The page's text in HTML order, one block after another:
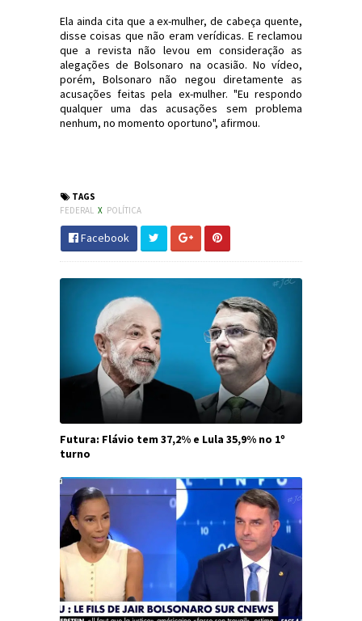
Ela ainda cita que a ex-mulher, de cabeça quente,
disse coisas que não eram verídicas. E reclamou
que a revista não levou em consideração as
alegações de Bolsonaro na ocasião. No vídeo,
porém, Bolsonaro não negou diretamente as
acusações feitas pela ex-mulher. "Eu respondo
qualquer uma das acusações sem problema
nenhum, no momento oportuno", afirmou.
TAGS
FEDERAL X POLÍTICA
Facebook
Futura: Flávio tem 37,2% e Lula 35,9% no 1º
turno